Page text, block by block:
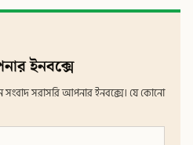
ইনবক্সে
সংবাদ সরাসরি আপনার ইনবক্সে। যে কোনো